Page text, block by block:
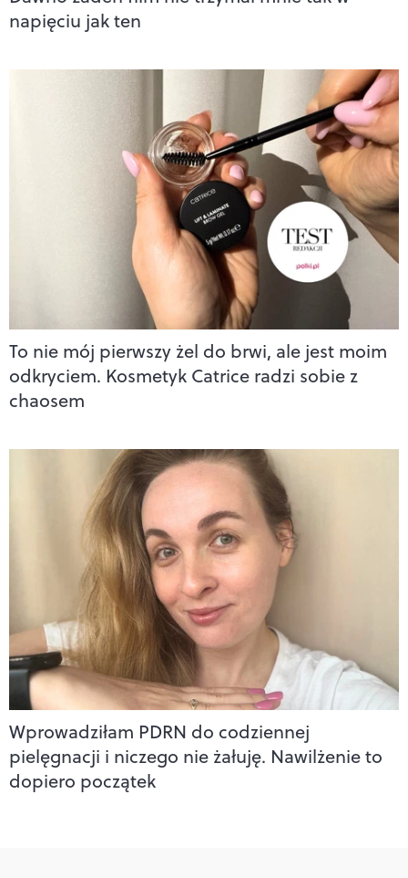
napięciu jak ten
To nie mój pierwszy żel do brwi, ale jest moim
odkryciem. Kosmetyk Catrice radzi sobie z
chaosem
Wprowadziłam PDRN do codziennej
pielęgnacji i niczego nie żałuję. Nawilżenie to
dopiero początek